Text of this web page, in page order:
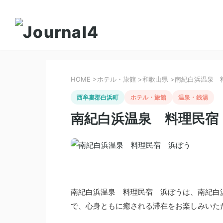
HOME >ホテル・旅館 >和歌山県 >南紀白浜温泉
西牟婁郡白浜町 ホテル・旅館 温泉・銭湯
南紀白浜温泉 料理民
南紀白浜温泉 料理民宿 浜ぼうは、南紀白
で、心身ともに癒される滞在をお楽しみいた